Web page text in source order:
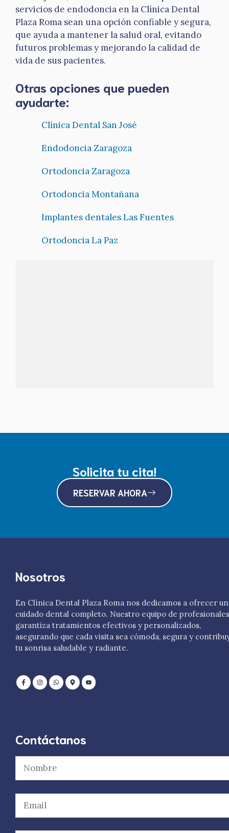
servicios de endodoncia en la Clínica Dental
Plaza Roma sean una opción confiable y segura,
que ayuda a mantener la salud oral, evitando
futuros problemas y mejorando la calidad de
vida de sus pacientes.
Otras opciones que pueden
ayudarte:
Clínica Dental San José
Endodoncia Zaragoza
Ortodoncia Zaragoza
Ortodoncia Montañana
Implantes dentales Las Fuentes
Ortodoncia La Paz
Solicita tu cita!
RESERVAR AHORA
Nosotros
En Clínica Dental Plaza Roma nos dedicamos a ofrecer un
cuidado dental completo. Nuestro equipo de profesionales
garantiza tratamientos efectivos y personalizados,
asegurando que cada visita sea cómoda, segura y
tu sonrisa saludable y radiante.
Contáctanos